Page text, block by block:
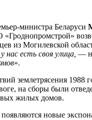
министра Беларуси
«Гроднопромстрой»
из Могилевской
нас есть своя улица, —
».
землетрясения 1988
на сборы были
жилых домов.
новые